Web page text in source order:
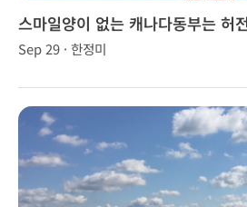
스마일양이 없는 캐나다동부는 허
Sep 29 · 한정미